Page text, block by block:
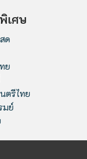
เศษ
ด
ย
ตรีไทย
มย์